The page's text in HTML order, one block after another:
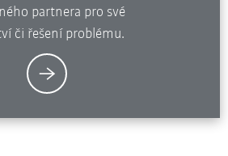
partnera pro své
či řešení problému.